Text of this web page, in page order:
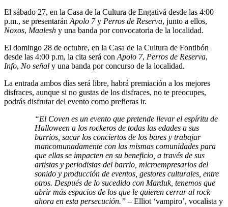
El sábado 27, en la Casa de la Cultura de Engativá desde las 4:00
p.m., se presentarán Apolo 7y Perros de Reserva, junto a ellos,
Noxos, Maalesh y una banda por convocatoria de la localidad.
El domingo 28 de octubre, en la Casa de la Cultura de Fontibón
desde las 4:00 p.m, la cita será con Apolo 7, Perros de Reserva,
Info, No señal y una banda por concurso de la localidad.
La entrada ambos días será libre, habrá premiación a los mejores
disfraces, aunque si no gustas de los disfraces, no te preocupes,
podrás disfrutar del evento como prefieras ir.
“El Coven es un evento que pretende llevar el espíritu de
Halloween a los rockeros de todas las edades a sus
barrios, sacar los conciertos de los bares y trabajar
mancomunadamente con las mismas comunidades para
que ellas se impacten en su beneficio, a través de sus
artistas y periodistas del barrio, microempresarios del
sonido y producción de eventos, gestores culturales, entre
otros. Después de lo sucedido con Marduk, tenemos que
abrir más espacios de los que le quieren cerrar al rock
ahora en esta persecución.” – Elliot ‘vampiro’, vocalista y